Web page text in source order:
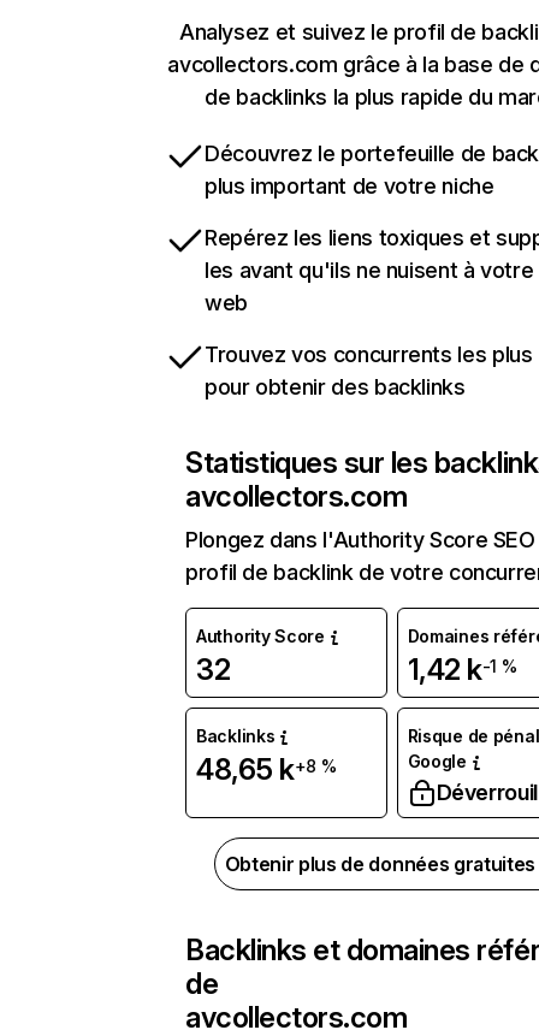
Analysez et suivez le profil de
avcollectors.com grâce à la base de
de backlinks la plus rapide du
Découvrez le portefeuille de
plus important de votre niche
Repérez les liens toxiques et
les avant qu'ils ne nuisent à
web
Trouvez vos concurrents les
pour obtenir des backlinks
Statistiques sur les
avcollectors.com
Plongez dans l'Authority Score
profil de backlink de votre
Authority Score
32
Domaines
1,42 k-1 %
Backlinks
48,65 k+8 %
Risque de
Google
Obtenir plus de données
Backlinks et domaines
de
avcollectors.com